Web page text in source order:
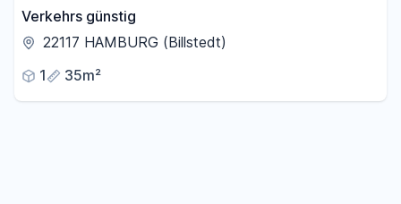
Verkehrs günstig
22117 HAMBURG (Billstedt)
1
35m²